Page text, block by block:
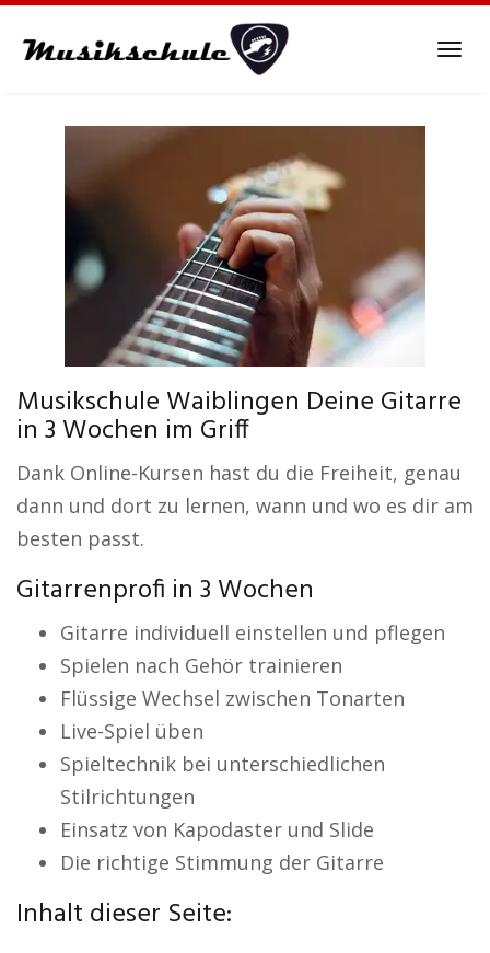
Musikschule Waiblingen Deine Gitarre
in 3 Wochen im Griff
Dank Online-Kursen hast du die Freiheit, genau
dann und dort zu lernen, wann und wo es dir am
besten passt.
Gitarrenprofi in 3 Wochen
Gitarre individuell einstellen und pflegen
Spielen nach Gehör trainieren
Flüssige Wechsel zwischen Tonarten
Live-Spiel üben
Spieltechnik bei unterschiedlichen
Stilrichtungen
Einsatz von Kapodaster und Slide
Die richtige Stimmung der Gitarre
Inhalt dieser Seite: